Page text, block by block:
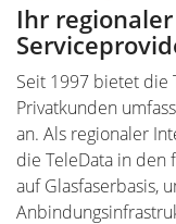
Ihr
Seit 1997 bietet die
Privatkunden
an. Als regionaler
die TeleData in den
auf Glasfaserbasis,